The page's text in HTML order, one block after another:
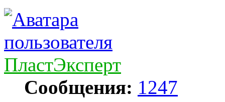
ПластЭксперт
Сообщения: 1247